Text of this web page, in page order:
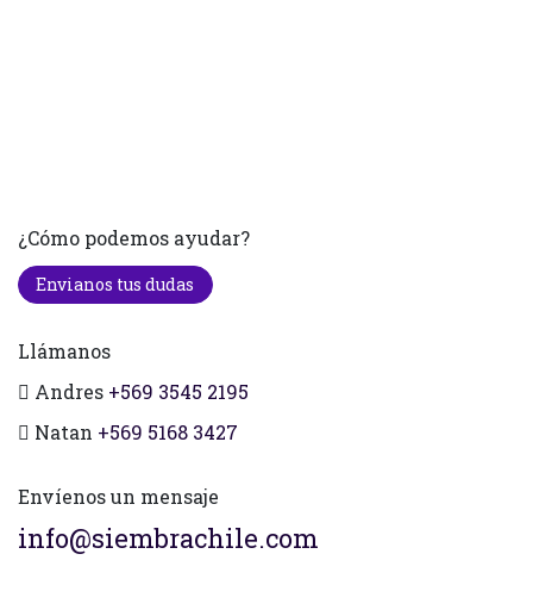
¿Cómo podemos ayudar?
Envianos tus dudas
Llámanos
Andres +569 3545 2195
Natan +569 5168 3427
Envíenos un mensaje
info@siembrachile.com